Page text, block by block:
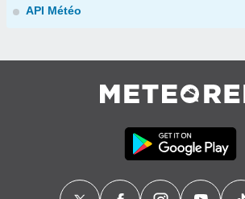
API Météo